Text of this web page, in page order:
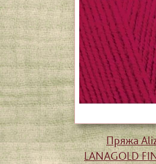
Пряжа
LANAGOLD